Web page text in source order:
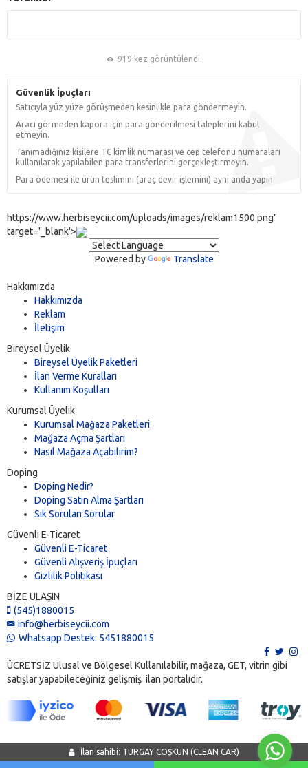
İlan sahibi: TURGAY COŞKUN (CLEAN CAR)
919 kez görüntülendi.
Güvenlik İpuçları
Satıcıyla yüz yüze görüşmeden kesinlikle para göndermeyin.
Aracı görmeden kapora için para gönderilmesi taleplerini kabul
etmeyin.
Tanımadığınız kişilere TC kimlik numarası ve cep telefonu numaraları
kullanılarak yapılabilen para transferlerini gerçekleştirmeyin.
Para ödemesi ile ürün teslimini (araç devir işlemini) aynı anda yapın
https://www.herbiseycii.com/uploads/images/reklam1500.png"
target='_blank'>
Powered by Translate
Hakkımızda
Hakkımızda
Reklam
İletişim
Bireysel Üyelik
Bireysel Üyelik Paketleri
İlan Verme Kuralları
Kullanım Koşulları
Kurumsal Üyelik
Kurumsal Mağaza Paketleri
Mağaza Açma Şartları
Nasıl Mağaza Açabilirim?
Doping
Doping Nedir?
Doping Satın Alma Şartları
Sık Sorulan Sorular
Güvenli E-Ticaret
Güvenli E-Ticaret
Güvenli Alışveriş İpuçları
Gizlilik Politikası
BİZE ULAŞIN
(545)1880015
info@herbiseycii.com
Whatsapp Destek: 5451880015
ÜCRETSİZ Ulusal ve Bölgesel Kullanılabilir, mağaza, GET, vitrin gibi
satışlar yapabileceğiniz gelişmiş ilan portalıdır.